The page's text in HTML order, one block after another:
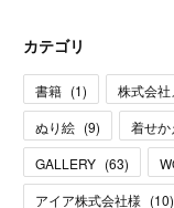
カテゴリ
書籍 (1) 株式会社
ぬり絵 (9) 着せか
GALLERY (63)
アイア株式会社様 (10)